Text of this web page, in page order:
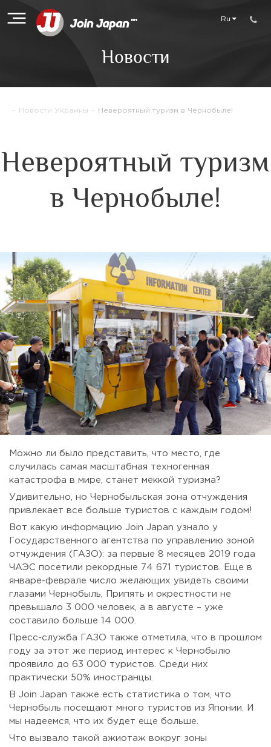
Ru
Новости
- Новости Украины - Невероятный туризм в Чернобыле!
Невероятный туризм
в Чернобыле!
Можно ли было представить, что место, где
случилась самая масштабная техногенная
катастрофа в мире, станет меккой туризма?
Удивительно, но Чернобыльская зона отчуждения
привлекает все больше туристов с каждым годом!
Вот какую информацию Join Japan узнало у
Государственного агентства по управлению зоной
отчуждения (ГАЗО): за первые 8 месяцев 2019 года
ЧАЭС посетили рекордные 74 671 туристов. Еще в
январе-феврале число желающих увидеть своими
глазами Чернобыль, Припять и окрестности не
превышало 3 000 человек, а в августе – уже
составило больше 14 000.
Пресс-служба ГАЗО также отметила, что в прошлом
году за этот же период интерес к Чернобылю
проявило до 63 000 туристов. Среди них
практически 50% иностранцы.
В Join Japan также есть статистика о том, что
Чернобыль посещают много туристов из Японии. И
мы надеемся, что их будет еще больше.
Что вызвало такой ажиотаж вокруг зоны